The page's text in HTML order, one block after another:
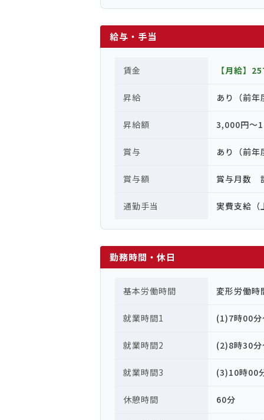
給与・手当
賃金 【月給】
昇給 あり（前
昇給額 3,000円〜
賞与 あり（前
賞与額 賞与月数
通勤手当 実費支給
勤務時間・休日
基本労働時間 変形労働時
就業時間1 (1)7時00
就業時間2 (2)8時30
就業時間3 (3)10時00
休憩時間 60分